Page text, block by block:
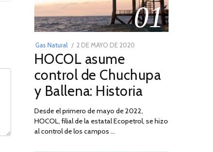
01
Gas Natural
POSTED
ON
2 DE MAYO DE 2020
DE
2026
HOCOL asume
control de Chuchupa
y Ballena: Historia
Desde el primero de mayo de 2022,
HOCOL, filial de la estatal Ecopetrol, se hizo
al control de los campos …